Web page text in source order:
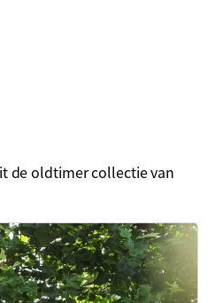
de oldtimer collectie van